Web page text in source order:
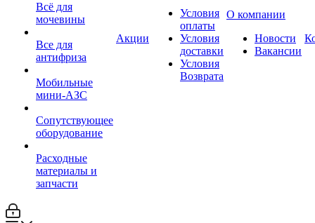
Всё для
мочевины
Все для
антифриза
Мобильные
мини-АЗС
Сопутствующее
оборудование
Расходные
материалы и
запчасти
Акции
Условия
оплаты
Условия
доставки
Условия
Возврата
О компании
Новости
Вакансии